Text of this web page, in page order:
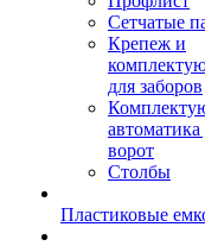
Сетчатые
Крепеж и
для заборов
автоматика
ворот
Столбы
Пластиковые